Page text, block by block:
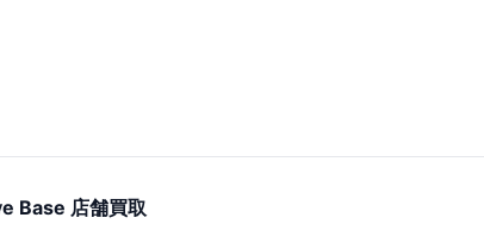
Base 店舗買取